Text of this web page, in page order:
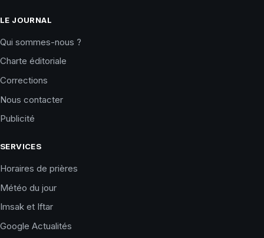
LE JOURNAL
Qui sommes-nous ?
Charte éditoriale
Corrections
Nous contacter
Publicité
SERVICES
Horaires de prières
Météo du jour
Imsak et Iftar
Google Actualités